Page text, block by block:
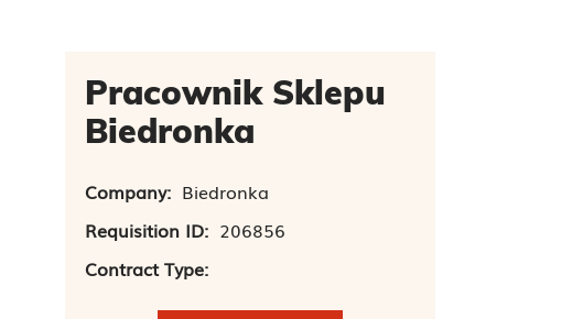
Pracownik Sklepu
Biedronka
Company: Biedronka
Requisition ID: 206856
Contract Type: